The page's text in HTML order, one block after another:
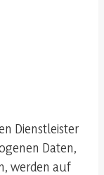
Dienstleister
Daten,
werden auf